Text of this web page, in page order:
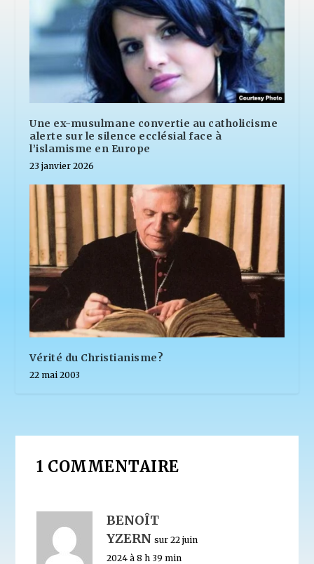
Une ex-musulmane convertie au catholicisme
alerte sur le silence ecclésial face à
l’islamisme en Europe
23 janvier 2026
Vérité du Christianisme?
22 mai 2003
1 COMMENTAIRE
BENOÎT
YZERN sur 22 juin
2024 à 8 h 39 min